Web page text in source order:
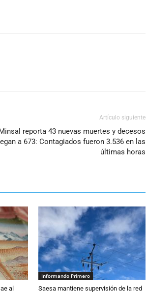
Artículo siguiente
reporta 43 nuevas muertes y decesos
llegan a 673: Contagiados fueron 3.536 en las
últimas horas
al
Informando Primero
Saesa mantiene supervisión de la red